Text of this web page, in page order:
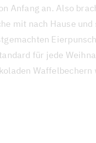
Anfang an. Also
mit nach Hause
für jede
Waffelbechern